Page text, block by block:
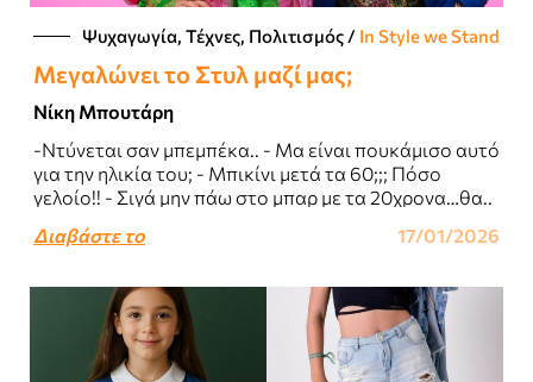
Ψυχαγωγία, Τέχνες, Πολιτισμός / In Style we Stand
Μεγαλώνει το Στυλ μαζί μας;
Νίκη Μπουτάρη
-Ντύνεται σαν μπεμπέκα.. - Μα είναι πουκάμισο αυτό
για την ηλικία του; - Μπικίνι μετά τα 60;;; Πόσο
γελοίο!! - Σιγά μην πάω στο μπαρ με τα 20χρονα…θα..
Διαβάστε το
17/01/2026